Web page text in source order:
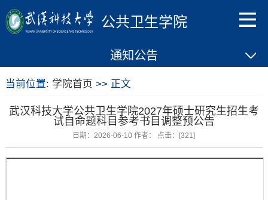
公共卫生学院
通知公告
当前位置: 学院首页 >> 正文
武汉科技大学公共卫生学院2027年硕士研究生招生考
试自命题科目参考书目调整预公告
日期：2026-06-10 作者： 点击：[321]